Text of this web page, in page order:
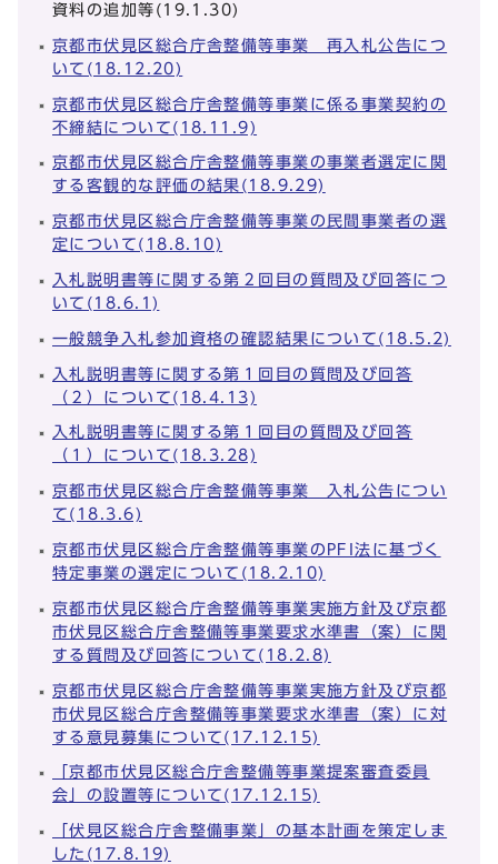
資料の追加等(19.1.30)
京都市伏見区総合庁舎整備等事業 再入札公告につ
いて(18.12.20)
京都市伏見区総合庁舎整備等事業に係る事業契約の
不締結について(18.11.9)
京都市伏見区総合庁舎整備等事業の事業者選定に関
する客観的な評価の結果(18.9.29)
京都市伏見区総合庁舎整備等事業の民間事業者の選
定について(18.8.10)
入札説明書等に関する第２回目の質問及び回答につ
いて(18.6.1)
一般競争入札参加資格の確認結果について(18.5.2)
入札説明書等に関する第１回目の質問及び回答
（２）について(18.4.13)
入札説明書等に関する第１回目の質問及び回答
（１）について(18.3.28)
京都市伏見区総合庁舎整備等事業 入札公告につい
て(18.3.6)
京都市伏見区総合庁舎整備等事業のPFI法に基づく
特定事業の選定について(18.2.10)
京都市伏見区総合庁舎整備等事業実施方針及び京都
市伏見区総合庁舎整備等事業要求水準書（案）に関
する質問及び回答について(18.2.8)
京都市伏見区総合庁舎整備等事業実施方針及び京都
市伏見区総合庁舎整備等事業要求水準書（案）に対
する意見募集について(17.12.15)
「京都市伏見区総合庁舎整備等事業提案審査委員
会」の設置等について(17.12.15)
「伏見区総合庁舎整備事業」の基本計画を策定しま
した(17.8.19)